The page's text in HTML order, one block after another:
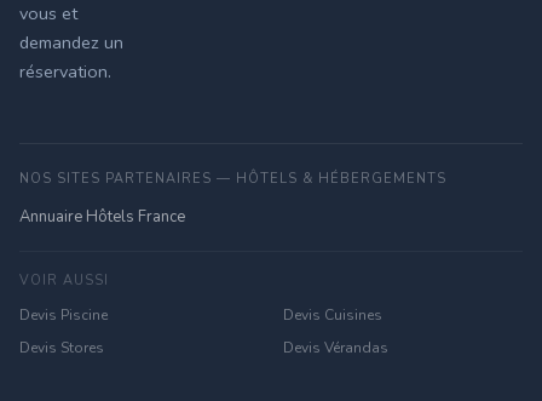
vous et
demandez un
réservation.
NOS SITES PARTENAIRES — HÔTELS & HÉBERGEMENTS
Annuaire Hôtels France
VOIR AUSSI
Devis Piscine
Devis Cuisines
Devis Stores
Devis Vérandas